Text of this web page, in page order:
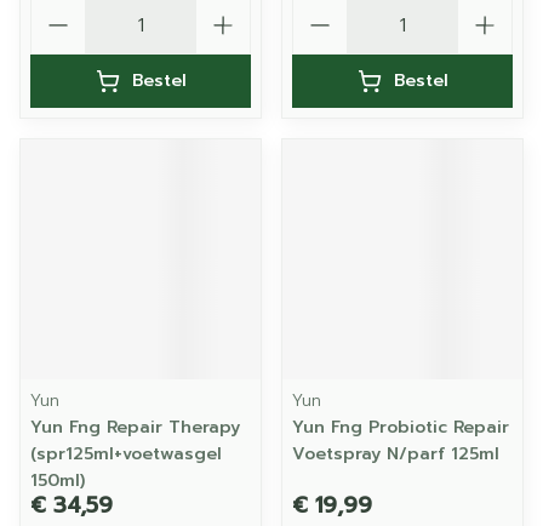
Bestel Bestel
Yun
Yun Fng Repair Therapy
(spr125ml+voetwasgel
150ml)
€ 34,59
Yun
Yun Fng Probiotic Repair
Voetspray N/parf 125ml
€ 19,99